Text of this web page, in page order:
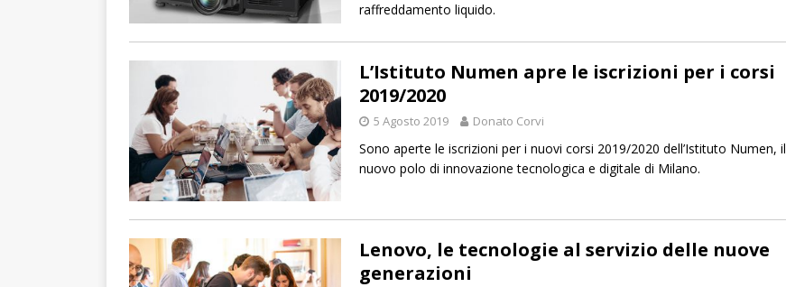
raffreddamento liquido.
L’Istituto Numen apre le iscrizioni per i corsi
2019/2020
5 Agosto 2019 Donato Corvi
Sono aperte le iscrizioni per i nuovi corsi 2019/2020 dell’Istituto Numen, il
nuovo polo di innovazione tecnologica e digitale di Milano.
Lenovo, le tecnologie al servizio delle nuove
generazioni